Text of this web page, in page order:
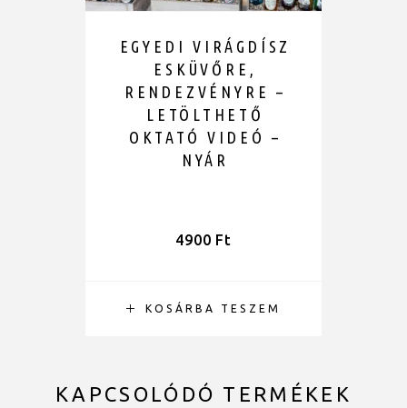
KOSÁRBA TESZEM
EGYEDI VIRÁGDÍSZ
ESKÜVŐRE,
RENDEZVÉNYRE –
LETÖLTHETŐ
OKTATÓ VIDEÓ –
NYÁR
4900 Ft
KAPCSOLÓDÓ TERMÉKEK